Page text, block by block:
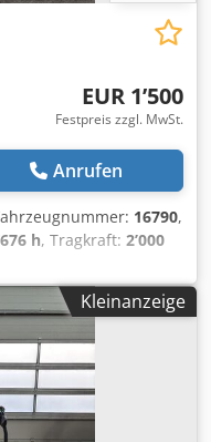
EUR 1’500
Festpreis zzgl. MwSt.
Anrufen
16790,
h, Tragkraft: 2’000
, Bauhöhe:
, Gesamtgewicht:551
Batteriedetails: 24
Ne Ejck
Kleinanzeige